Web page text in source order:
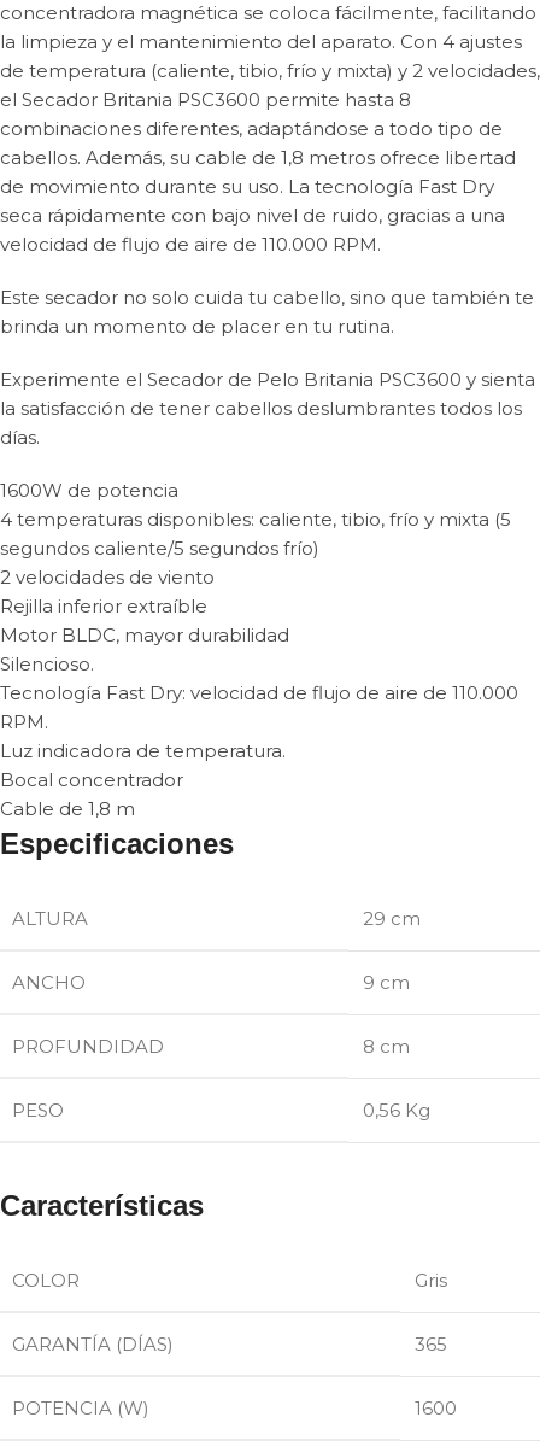
concentradora magnética se coloca fácilmente, facilitando
la limpieza y el mantenimiento del aparato. Con 4 ajustes
de temperatura (caliente, tibio, frío y mixta) y 2 velocidades,
el Secador Britania PSC3600 permite hasta 8
combinaciones diferentes, adaptándose a todo tipo de
cabellos. Además, su cable de 1,8 metros ofrece libertad
de movimiento durante su uso. La tecnología Fast Dry
seca rápidamente con bajo nivel de ruido, gracias a una
velocidad de flujo de aire de 110.000 RPM.
Este secador no solo cuida tu cabello, sino que también te
brinda un momento de placer en tu rutina.
Experimente el Secador de Pelo Britania PSC3600 y sienta
la satisfacción de tener cabellos deslumbrantes todos los
días.
1600W de potencia
4 temperaturas disponibles: caliente, tibio, frío y mixta (5
segundos caliente/5 segundos frío)
2 velocidades de viento
Rejilla inferior extraíble
Motor BLDC, mayor durabilidad
Silencioso.
Tecnología Fast Dry: velocidad de flujo de aire de 110.000
RPM.
Luz indicadora de temperatura.
Bocal concentrador
Cable de 1,8 m
Especificaciones
ALTURA 29 cm
ANCHO 9 cm
PROFUNDIDAD 8 cm
PESO 0,56 Kg
Características
COLOR Gris
GARANTÍA (DÍAS) 365
POTENCIA (W) 1600